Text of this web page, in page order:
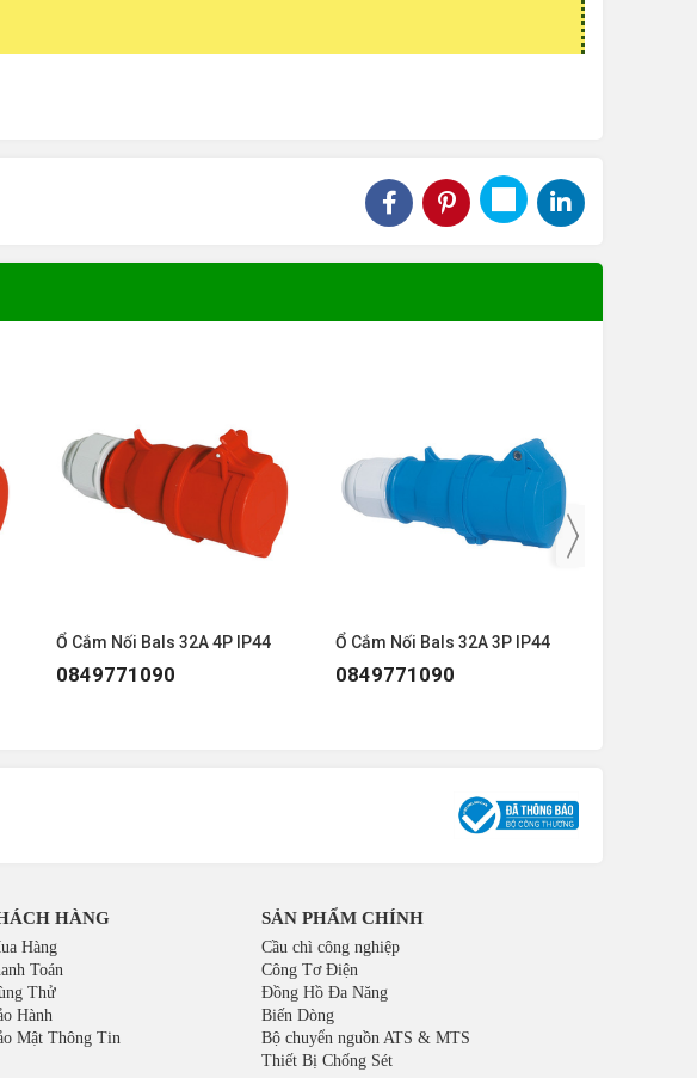
Ổ Cắm Nối Bals 32A 4P IP44
0849771090
Ổ Cắm Nối Bals 32A 3P IP44
0849771090
HÀNG
Hàng
Toán
Thử
Hành
Mật Thông Tin
SẢN PHẨM CHÍNH
Cầu chì công nghiệp
Công Tơ Điện
Đồng Hồ Đa Năng
Biến Dòng
Bộ chuyển nguồn ATS & MTS
Thiết Bị Chống Sét